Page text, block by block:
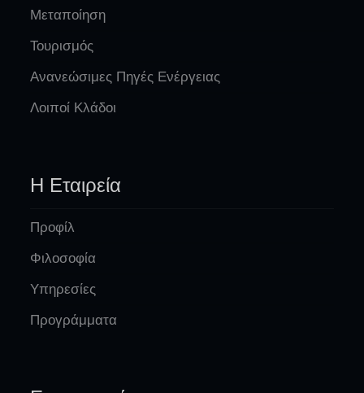
Μεταποίηση
Τουρισμός
Ανανεώσιμες Πηγές Ενέργειας
Λοιποί Κλάδοι
Η Εταιρεία
Προφίλ
Φιλοσοφία
Υπηρεσίες
Προγράμματα